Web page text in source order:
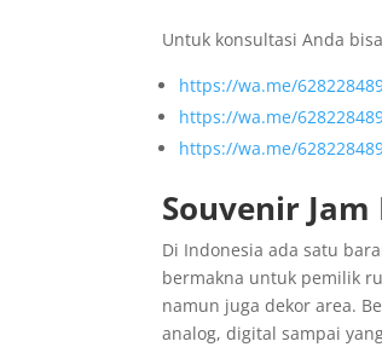
Untuk konsultasi Anda
https://wa.me/
https://wa.me/
https://wa.me/
Souvenir
Di Indonesia ada satu
bermakna untuk pemilik
namun juga dekor area.
analog, digital sampai